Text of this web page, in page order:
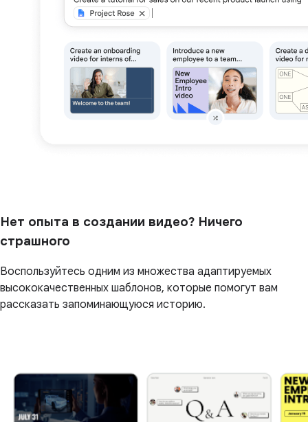
Нет опыта в создании видео? Ничего
страшного
Воспользуйтесь одним из множества адаптируемых
высококачественных шаблонов, которые помогут вам
рассказать запоминающуюся историю.